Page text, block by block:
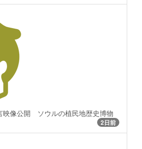
映像公開 ソウルの植民地歴史博物
2日前